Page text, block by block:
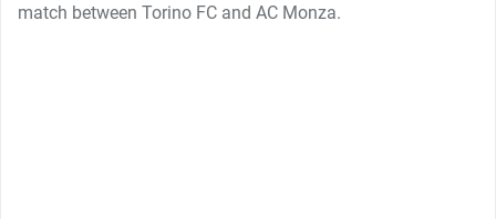
match between Torino FC and AC Monza.